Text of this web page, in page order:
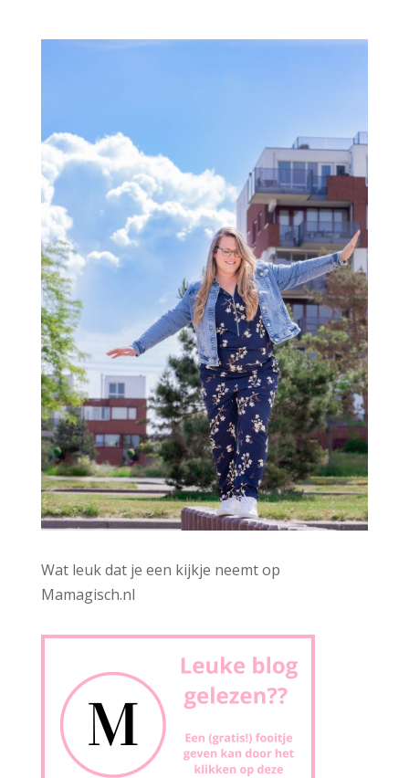
Wat leuk dat je een kijkje neemt op
Mamagisch.nl